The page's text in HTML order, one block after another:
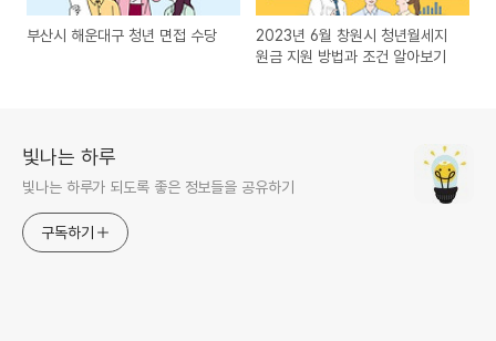
부산시 해운대구 청년 면접 수당
2023년 6월 창원시 청년월세지
원금 지원 방법과 조건 알아보기
빛나는 하루
빛나는 하루가 되도록 좋은 정보들을 공유하기
구독하기